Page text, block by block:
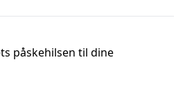
påskehilsen til dine